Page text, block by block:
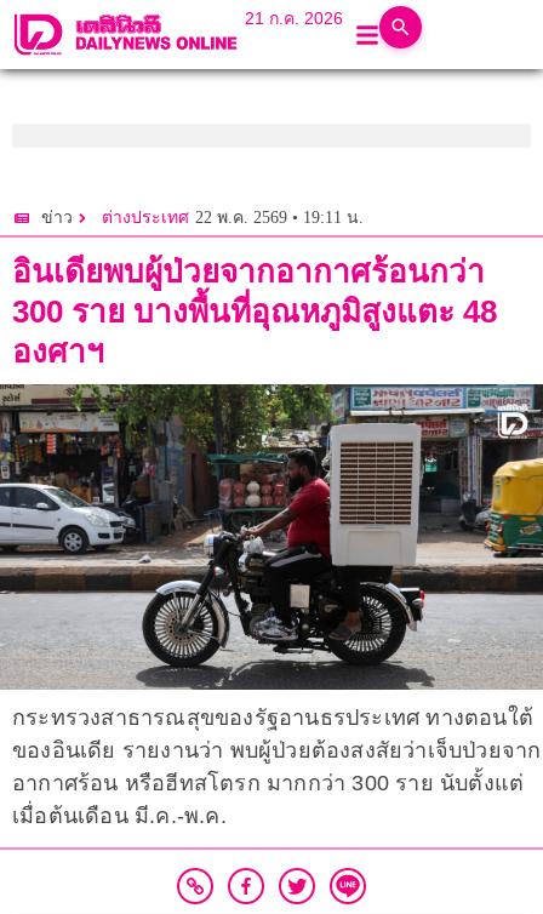
21 ก.ค. 2026
ข่าว ต่างประเทศ 22 พ.ค. 2569 • 19:11 น.
อินเดียพบผู้ป่วยจากอากาศร้อนกว่า
300 ราย บางพื้นที่อุณหภูมิสูงแตะ 48
องศาฯ
กระทรวงสาธารณสุขของรัฐอานธรประเทศ ทางตอนใต้
ของอินเดีย รายงานว่า พบผู้ป่วยต้องสงสัยว่าเจ็บป่วยจาก
อากาศร้อน หรือฮีทสโตรก มากกว่า 300 ราย นับตั้งแต่
เมื่อต้นเดือน มี.ค.-พ.ค.